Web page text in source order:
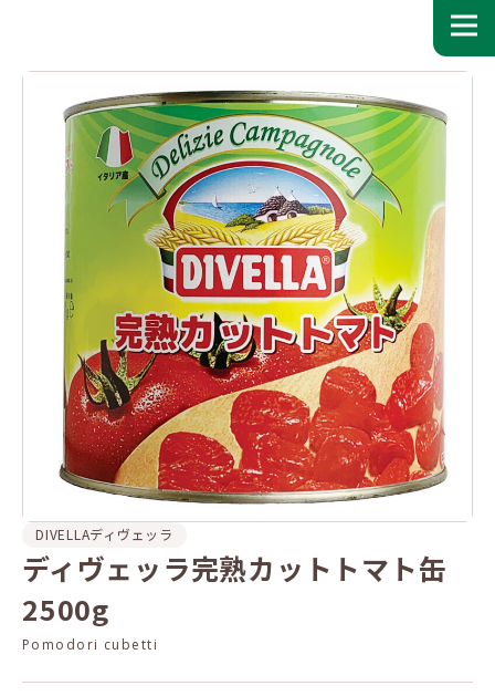
DIVELLAディヴェッラ
ディヴェッラ完熟カットトマト缶
2500g
Pomodori cubetti